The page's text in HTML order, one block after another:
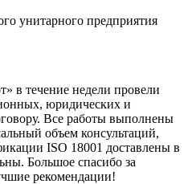
унитарного предприятия
в течение недели провели
юридических и
Все работы выполнены
объем консультаций,
ISO 18001 доставлены в
Большое спасибо за
рекомендации!